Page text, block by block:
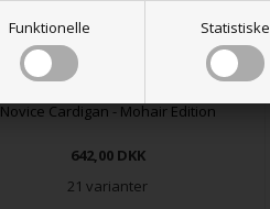
Funktionelle Statistiske
Novice Cardigan - Mohair Edition
642,00 DKK
21 varianter